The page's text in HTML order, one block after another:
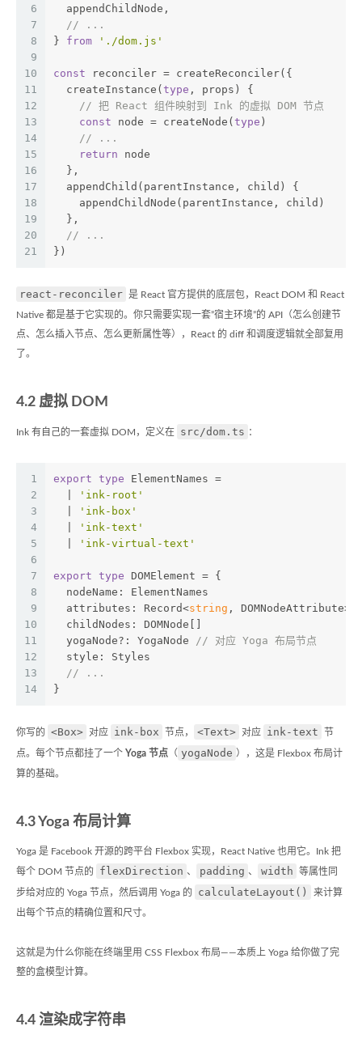
6
7
8
9
10
11
12
13
14
15
16
17
18
19
20
21
  appendChildNode,
// ...
} from './dom.js'
const reconciler = createReconciler({
  createInstance(
type , props) {
// 把 React 组件映射到 Ink 的虚拟 DOM 节点
const node = createNode( type )
// ...
return node
  },
  appendChild(parentInstance, child) {
    appendChildNode(parentInstance, child)
  },
// ...
})
react-reconciler 是 React 官方提供的底层包，React DOM 和 React
Native 都是基于它实现的。你只需要实现一套”宿主环境”的 API（怎么创建节
点、怎么插入节点、怎么更新属性等），React 的 diff 和调度逻辑就全部复用
了。
4.2 虚拟 DOM
Ink 有自己的一套虚拟 DOM，定义在 src/dom.ts ：
1
2
3
4
5
6
7
8
9
10
11
12
13
14
export type ElementNames =
'ink-root'
'ink-box'
'ink-text'
'ink-virtual-text'
export type DOMElement = {
  nodeName: ElementNames
  attributes: Record<
string , DOMNodeAttribute>
  childNodes: DOMNode[]
  yogaNode?: YogaNode
// 对应 Yoga 布局节点
  style: Styles
// ...
}
你写的 <Box> 对应 ink-box 节点， <Text> 对应 ink-text 节
点。每个节点都挂了一个 Yoga 节点 （ yogaNode ），这是 Flexbox 布局计
算的基础。
4.3 Yoga 布局计算
Yoga 是 Facebook 开源的跨平台 Flexbox 实现，React Native 也用它。Ink 把
每个 DOM 节点的 flexDirection 、 padding 、 width 等属性同
步给对应的 Yoga 节点，然后调用 Yoga 的 calculateLayout() 来计算
出每个节点的精确位置和尺寸。
这就是为什么你能在终端里用 CSS Flexbox 布局——本质上 Yoga 给你做了完
整的盒模型计算。
4.4 渲染成字符串